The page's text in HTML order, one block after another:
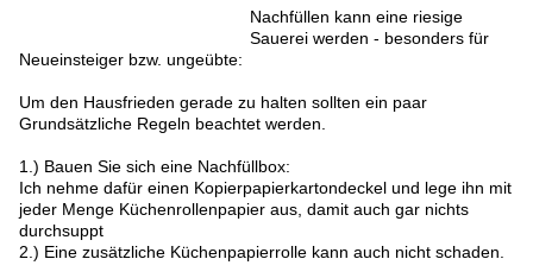
Nachfüllen kann eine riesige
Sauerei werden - besonders für
Neueinsteiger bzw. ungeübte:
Um den Hausfrieden gerade zu halten sollten ein paar
Grundsätzliche Regeln beachtet werden.
1.) Bauen Sie sich eine Nachfüllbox:
Ich nehme dafür einen Kopierpapierkartondeckel und lege ihn mit
jeder Menge Küchenrollenpapier aus, damit auch gar nichts
durchsuppt
2.) Eine zusätzliche Küchenpapierrolle kann auch nicht schaden.